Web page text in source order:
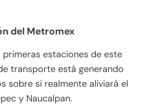
del Metromex
primeras estaciones de este
transporte está generando
sobre si realmente aliviará el
y Naucalpan.